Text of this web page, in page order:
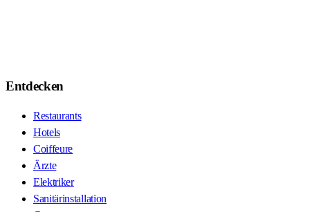
Entdecken
Restaurants
Hotels
Coiffeure
Ärzte
Elektriker
Sanitärinstallation